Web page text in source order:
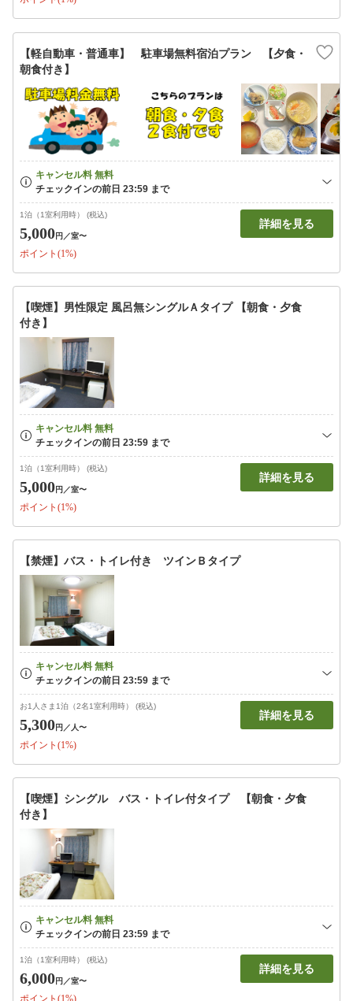
【軽自動車・普通車】 駐車場無料宿泊プラン 【夕食・
朝食付き】
1泊（1室利用時） (税込)
5,000円 ／室〜
ポイント(1%)
詳細を見る
【喫煙】男性限定 風呂無シングルＡタイプ 【朝食・夕食
付き】
1泊（1室利用時） (税込)
5,000円 ／室〜
ポイント(1%)
詳細を見る
【禁煙】バス・トイレ付き ツインＢタイプ
お1人さま1泊（2名1室利用時） (税込)
5,300円 ／人〜
ポイント(1%)
詳細を見る
【喫煙】シングル バス・トイレ付タイプ 【朝食・夕食
付き】
1泊（1室利用時） (税込)
6,000円 ／室〜
ポイント(1%)
詳細を見る